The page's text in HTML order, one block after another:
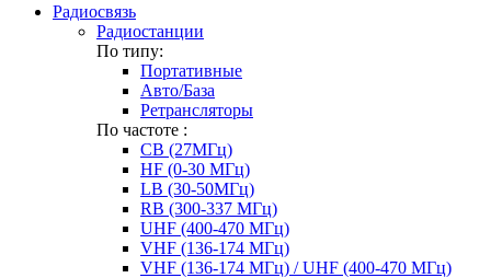
Радиосвязь
Радиостанции
По типу:
Портативные
Авто/База
Ретрансляторы
По частоте :
CB (27МГц)
HF (0-30 МГц)
LB (30-50МГц)
RB (300-337 МГц)
UHF (400-470 МГц)
VHF (136-174 МГц)
VHF (136-174 МГц) / UHF (400-470 МГц)